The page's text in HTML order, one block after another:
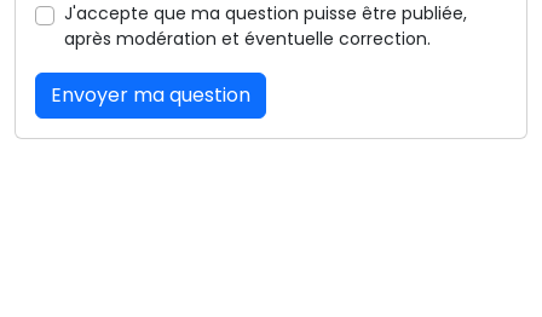
J'accepte que ma question puisse être publiée,
après modération et éventuelle correction.
Envoyer ma question